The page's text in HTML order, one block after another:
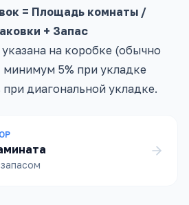
= Площадь комнаты /
+ Запас
на коробке (обычно
минимум 5% при укладке
при диагональной укладке.